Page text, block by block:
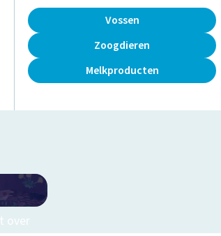
Vossen
Zoogdieren
Melkproducten
over